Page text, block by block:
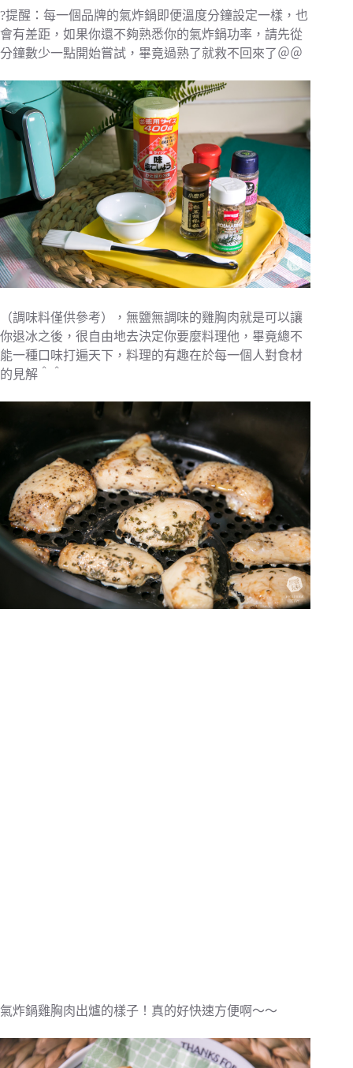
?提醒：每一個品牌的氣炸鍋即便溫度分鐘設定一樣，也
會有差距，如果你還不夠熟悉你的氣炸鍋功率，請先從
分鐘數少一點開始嘗試，畢竟過熟了就救不回來了＠＠
（調味料僅供參考），無鹽無調味的雞胸肉就是可以讓
你退冰之後，很自由地去決定你要麼料理他，畢竟總不
能一種口味打遍天下，料理的有趣在於每一個人對食材
的見解＾＾
氣炸鍋雞胸肉出爐的樣子！真的好快速方便啊～～